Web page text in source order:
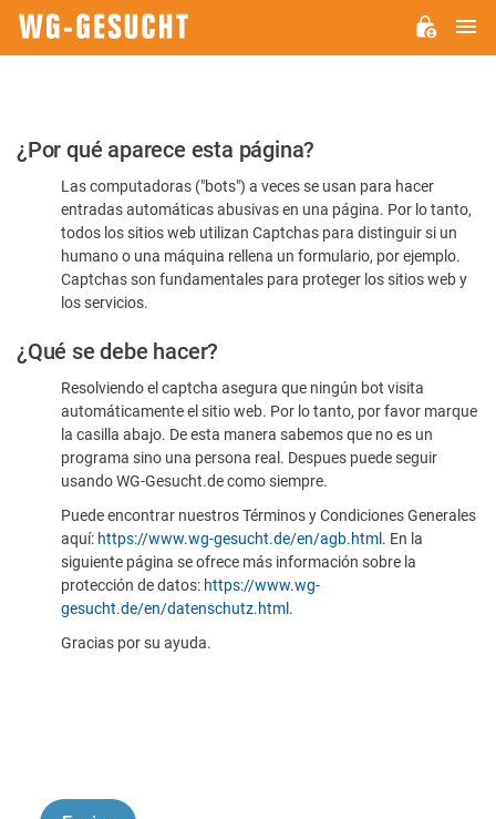
Por
favor,
confirme
humano
¿Por qué aparece esta página?
Las computadoras ("bots") a veces se usan para hacer
entradas automáticas abusivas en una página. Por lo tanto,
todos los sitios web utilizan Captchas para distinguir si un
humano o una máquina rellena un formulario, por ejemplo.
Captchas son fundamentales para proteger los sitios web y
los servicios.
¿Qué se debe hacer?
Resolviendo el captcha asegura que ningún bot visita
automáticamente el sitio web. Por lo tanto, por favor marque
la casilla abajo. De esta manera sabemos que no es un
programa sino una persona real. Despues puede seguir
usando WG-Gesucht.de como siempre.
Puede encontrar nuestros Términos y Condiciones Generales
aquí: https://www.wg-gesucht.de/en/agb.html . En la
siguiente página se ofrece más información sobre la
protección de datos: https://www.wg-
gesucht.de/en/datenschutz.html .
Gracias por su ayuda.